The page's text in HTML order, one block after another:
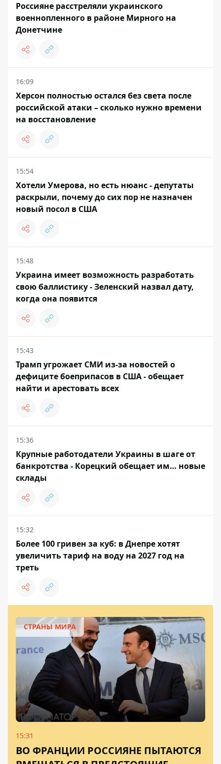
Россияне расстреляли украинского
военнопленного в районе Мирного на
Донетчине
16:09
Херсон полностью остался без света после
российской атаки – сколько нужно времени
на восстановление
15:54
Хотели Умерова, но есть нюанс - депутаты
раскрыли, почему до сих пор не назначен
новый посол в США
15:48
Украина имеет возможность разработать
свою баллистику - Зеленский назвал дату,
когда она появится
15:43
Трамп угрожает СМИ из-за новостей о
дефиците боеприпасов в США - обещает
найти и арестовать всех
15:36
Крупные работодатели Украины в шаге от
банкротства - Корецкий обещает им… новые
склады
15:32
Более 100 гривен за куб: в Днепре хотят
увеличить тариф на воду на 2027 год на
треть
СТРАНЫ МИРА
15:31
ВО ФРАНЦИИ РОССИЯНЕ ПЫТАЮТСЯ